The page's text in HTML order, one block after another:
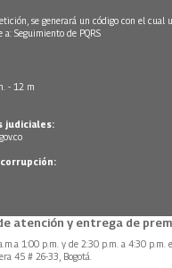
se generará un código con el cual
a: Seguimiento de PQRS
- 12 m
judiciales:
atención y entrega de
1:00 p.m. y de 2:30 p.m. a 4:30 p.m.
45 # 26-33, Bogotá.